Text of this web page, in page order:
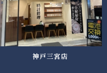
神戸三宮店